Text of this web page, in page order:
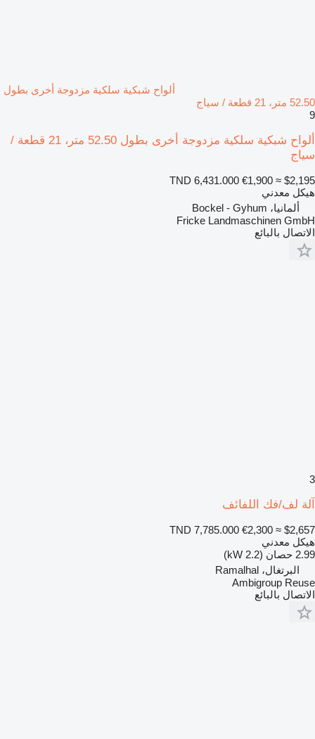
ألواح شبكية سلكية مزدوجة أخرى بطول
52.50 متر، 21 قطعة / سياج
9
ألواح شبكية سلكية مزدوجة أخرى بطول 52.50 متر، 21 قطعة /
سياج
TND 6,431.000 €1,900 ≈ $2,195
هيكل معدني
ألمانيا، Bockel - Gyhum
Fricke Landmaschinen GmbH
الاتصال بالبائع
3
آلة لف/فك اللفائف
TND 7,785.000 €2,300 ≈ $2,657
هيكل معدني
2.99 حصان (2.2 kW)
البرتغال، Ramalhal
Ambigroup Reuse
الاتصال بالبائع